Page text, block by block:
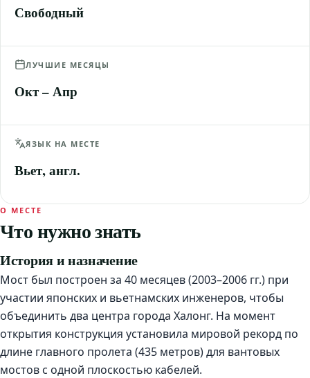
Свободный
ЛУЧШИЕ МЕСЯЦЫ
Окт – Апр
ЯЗЫК НА МЕСТЕ
Вьет, англ.
О МЕСТЕ
Что нужно знать
История и назначение
Мост был построен за 40 месяцев (2003–2006 гг.) при
участии японских и вьетнамских инженеров, чтобы
объединить два центра города Халонг. На момент
открытия конструкция установила мировой рекорд по
длине главного пролета (435 метров) для вантовых
мостов с одной плоскостью кабелей.